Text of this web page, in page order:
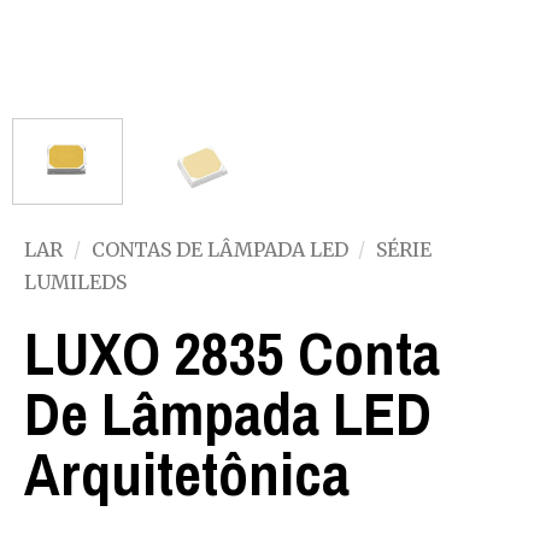
LAR / CONTAS DE LÂMPADA LED / SÉRIE
LUMILEDS
LUXO 2835 Conta
De Lâmpada LED
Arquitetônica